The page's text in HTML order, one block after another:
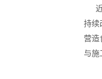
持续
营造
与施